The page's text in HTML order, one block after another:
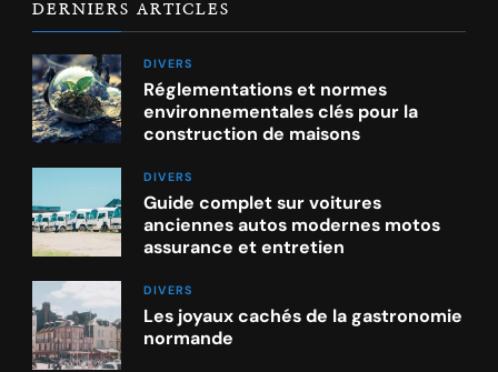
DERNIERS ARTICLES
DIVERS
Réglementations et normes
environnementales clés pour la
construction de maisons
DIVERS
Guide complet sur voitures
anciennes autos modernes motos
assurance et entretien
DIVERS
Les joyaux cachés de la gastronomie
normande